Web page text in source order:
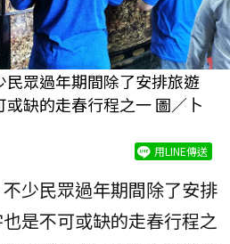
眾過年期間除了安排旅遊
缺的走春行程之一 圖／卜
用LINE傳送
少民眾過年期間除了安排
是不可或缺的走春行程之